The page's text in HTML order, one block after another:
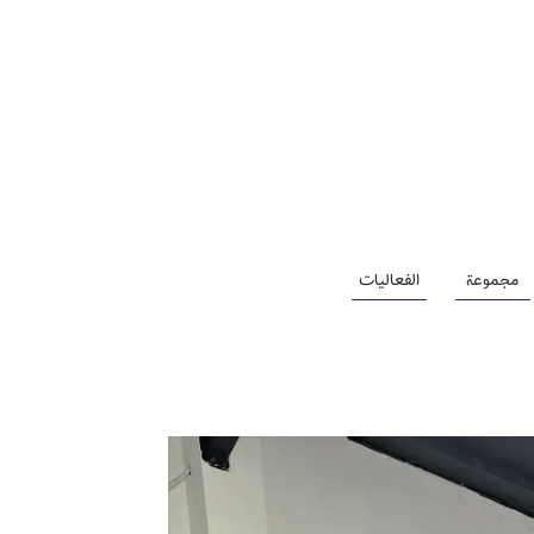
مجموعة الفعاليات